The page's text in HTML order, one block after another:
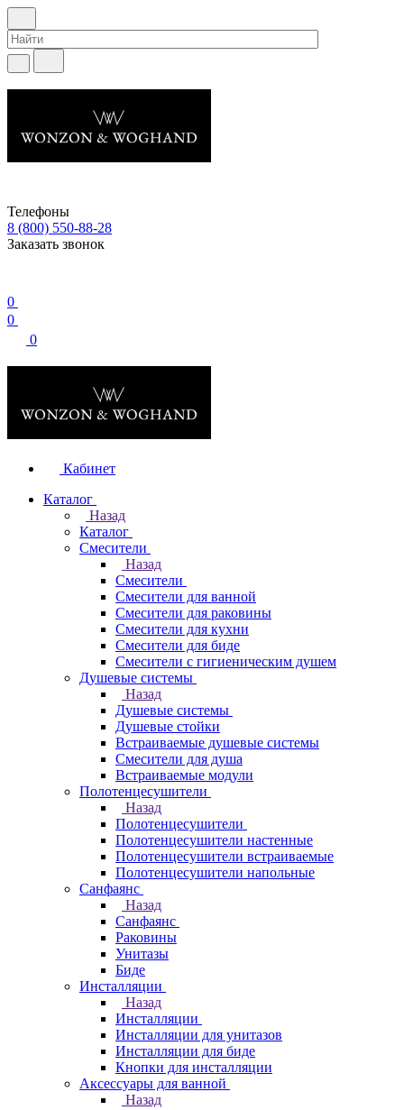
Телефоны
8 (800) 550-88-28
Заказать звонок
0
0
0
Кабинет
Каталог
Назад
Каталог
Смесители
Назад
Смесители
Смесители для ванной
Смесители для раковины
Смесители для кухни
Смесители для биде
Смесители с гигиеническим душем
Душевые системы
Назад
Душевые системы
Душевые стойки
Встраиваемые душевые системы
Смесители для душа
Встраиваемые модули
Полотенцесушители
Назад
Полотенцесушители
Полотенцесушители настенные
Полотенцесушители встраиваемые
Полотенцесушители напольные
Санфаянс
Назад
Санфаянс
Раковины
Унитазы
Биде
Инсталляции
Назад
Инсталляции
Инсталляции для унитазов
Инсталляции для биде
Кнопки для инсталляции
Аксессуары для ванной
Назад